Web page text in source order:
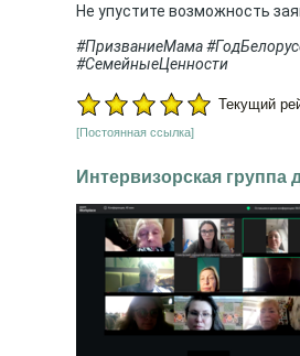
Не упустите возможность
#ПризваниеМама
#СемейныеЦенности
Текущий
[Постоянная ссылка]
Интервизорская